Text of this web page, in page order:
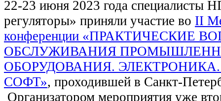
22-23 июня 2023 года специалисты
регуляторы» приняли участие во II
конференции «ПРАКТИЧЕСКИЕ
ОБСЛУЖИВАНИЯ
ОБОРУДОВАНИЯ.
СОФТ», проходившей в Санкт-
Организатором мероприятия уже